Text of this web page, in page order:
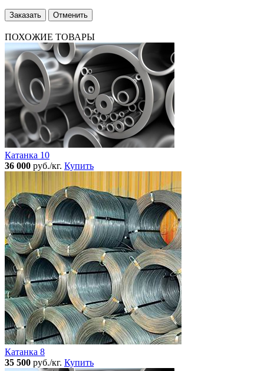
Заказать Отменить
ПОХОЖИЕ ТОВАРЫ
Катанка 10
36 000 руб./кг. Купить
Катанка 8
35 500 руб./кг. Купить